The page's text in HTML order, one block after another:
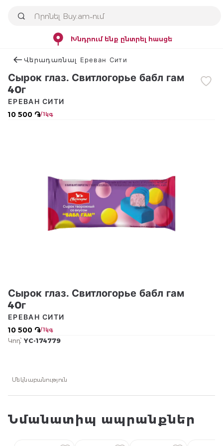
Խնդրում ենք ընտրել հասցե
Վերադառնալ Ереван Сити
Сырок глаз. Свитлогорье бабл гам
40г
10 500 ֏/ 1կգ
ЕРЕВАН СИТИ
Сырок глаз. Свитлогорье бабл гам
40г
10 500 ֏/ 1կգ
ЕРЕВАН СИТИ
Կոդ՝ YC-174779
Մեկնաբանություն
Նմանատիպ ապրանքներ